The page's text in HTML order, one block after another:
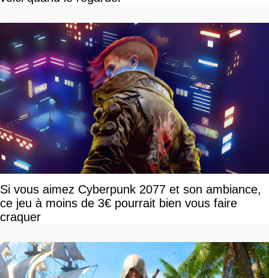
Si vous aimez Cyberpunk 2077 et son ambiance,
ce jeu à moins de 3€ pourrait bien vous faire
craquer